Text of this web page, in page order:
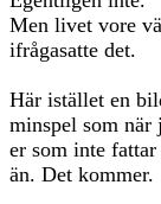
Men livet vore
ifrågasatte det.
Här istället en
minspel som
er som inte
än. Det kommer.